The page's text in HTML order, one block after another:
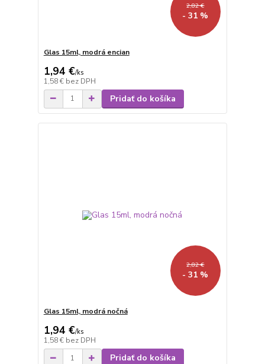
2,82 €
- 31 %
Glas 15ml, modrá encian
1,94 €/ks
1,58 € bez DPH
Pridať do košíka
2,82 €
- 31 %
Glas 15ml, modrá nočná
1,94 €/ks
1,58 € bez DPH
Pridať do košíka